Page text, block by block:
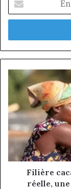
votre
adresse
Filière
cacao
au
Cameroun
:
une
expansion
réelle,
une
valorisation
encore
Filière
réelle,